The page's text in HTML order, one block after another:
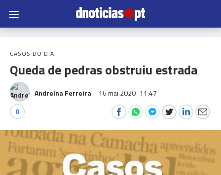
CASOS DO DIA
Queda de pedras obstruiu estrada
Andreína Ferreira 16 mai 2020 11:47
0